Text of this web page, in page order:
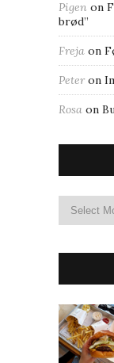
Pigen on
brød”
Freja on
Peteron
Rosa on